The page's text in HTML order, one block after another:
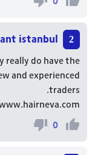
istanbul
really do have the
and experienced
traders.
0